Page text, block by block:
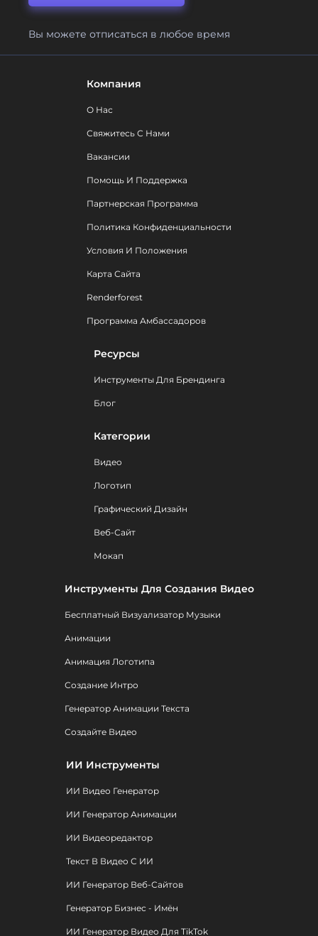
Вы можете отписаться в любое время
Компания
О Нас
Свяжитесь С Нами
Вакансии
Помощь И Поддержка
Партнерская Программа
Политика Конфиденциальности
Условия И Положения
Карта Сайта
Renderforest
Программа Амбассадоров
Ресурсы
Инструменты Для Брендинга
Блог
Категории
Видео
Логотип
Графический Дизайн
Веб-Сайт
Мокап
Инструменты Для Создания Видео
Бесплатный Визуализатор Музыки
Анимации
Анимация Логотипа
Создание Интро
Генератор Анимации Текста
Создайте Видео
ИИ Инструменты
ИИ Видео Генератор
ИИ Генератор Анимации
ИИ Видеоредактор
Текст В Видео С ИИ
ИИ Генератор Веб-Сайтов
Генератор Бизнес - Имён
ИИ Генератор Видео Для TikTok